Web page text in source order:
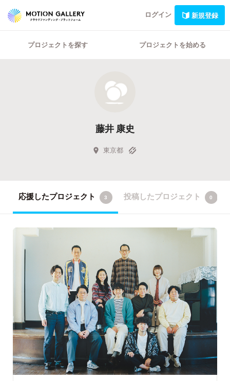
ログイン 新規登録
プロジェクトを探す プロジェクトを始める
藤井 康史
東京都
応援したプロジェクト 3 投稿したプロジェクト 0